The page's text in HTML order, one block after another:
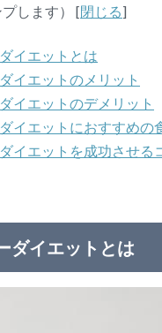
します） [閉じる]
イエットとは
イエットのメリット
イエットのデメリット
イエットにおすすめの
イエットを成功させる
ダイエットとは